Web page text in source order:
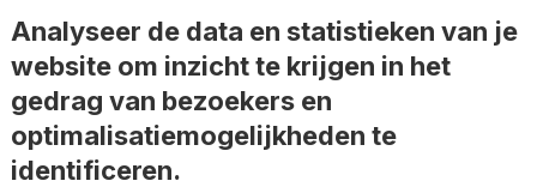
Analyseer de data en statistieken van je
website om inzicht te krijgen in het
gedrag van bezoekers en
optimalisatiemogelijkheden te
identificeren.